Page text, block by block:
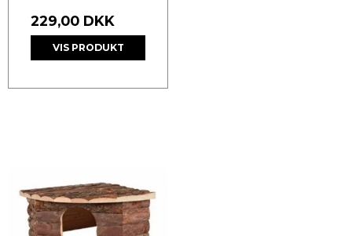
229,00 DKK
VIS PRODUKT